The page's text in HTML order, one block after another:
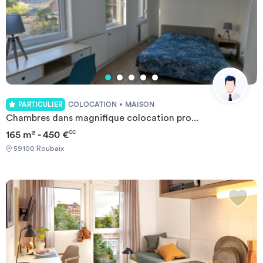
PARTICULIER COLOCATION MAISON
Chambres dans magnifique colocation pro...
165 m² - 450 €CC
59100 Roubaix